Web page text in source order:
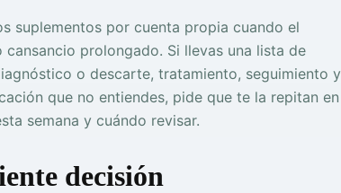
suplementos por cuenta propia cuando el
prolongado. Si llevas una lista de
o descarte, tratamiento, seguimiento y
que no entiendes, pide que te la repitan en
semana y cuándo revisar.
decisión